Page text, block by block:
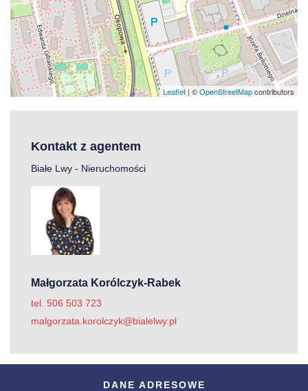
Leaflet | ©OpenStreetMapcontributors
Kontakt z agentem
Białe Lwy - Nieruchomości
Małgorzata Korólczyk-Rabek
tel. 506 503 723
malgorzata.korolczyk@bialelwy.pl
DANE ADRESOWE